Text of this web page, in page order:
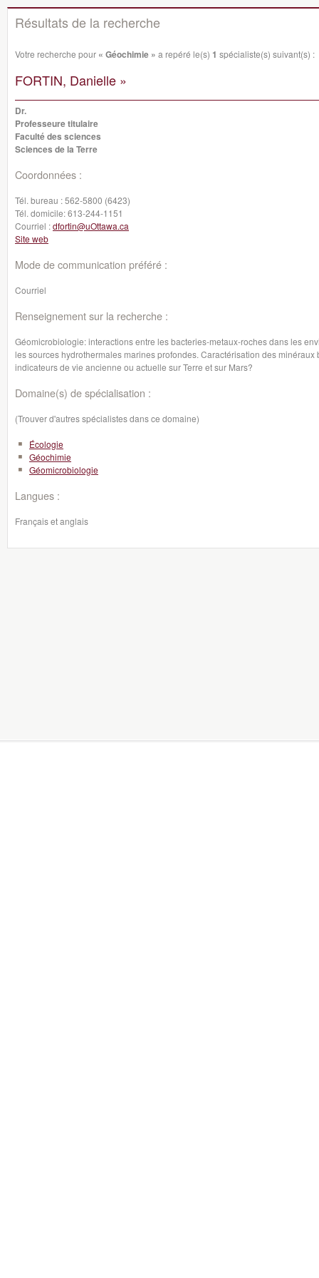
Résultats de la recherche
Votre recherche pour « Géochimie » a repéré le(s) 1 spécialiste(s) suivant(s) :
FORTIN, Danielle »
Dr.
Professeure titulaire
Faculté des sciences
Sciences de la Terre
Coordonnées :
Tél. bureau :562-5800 (6423)
Tél. domicile:613-244-1151
Courriel :dfortin@uOttawa.ca
Site web
Mode de communication préféré :
Courriel
Renseignement sur la recherche :
Géomicrobiologie: interactions entre les bacteries-metaux-roches dans les
les sources hydrothermales marines profondes. Caractérisation des
indicateurs de vie ancienne ou actuelle sur Terre et sur Mars?
Domaine(s) de spécialisation :
(Trouver d'autres spécialistes dans ce domaine)
Écologie
Géochimie
Géomicrobiologie
Langues :
Français et anglais